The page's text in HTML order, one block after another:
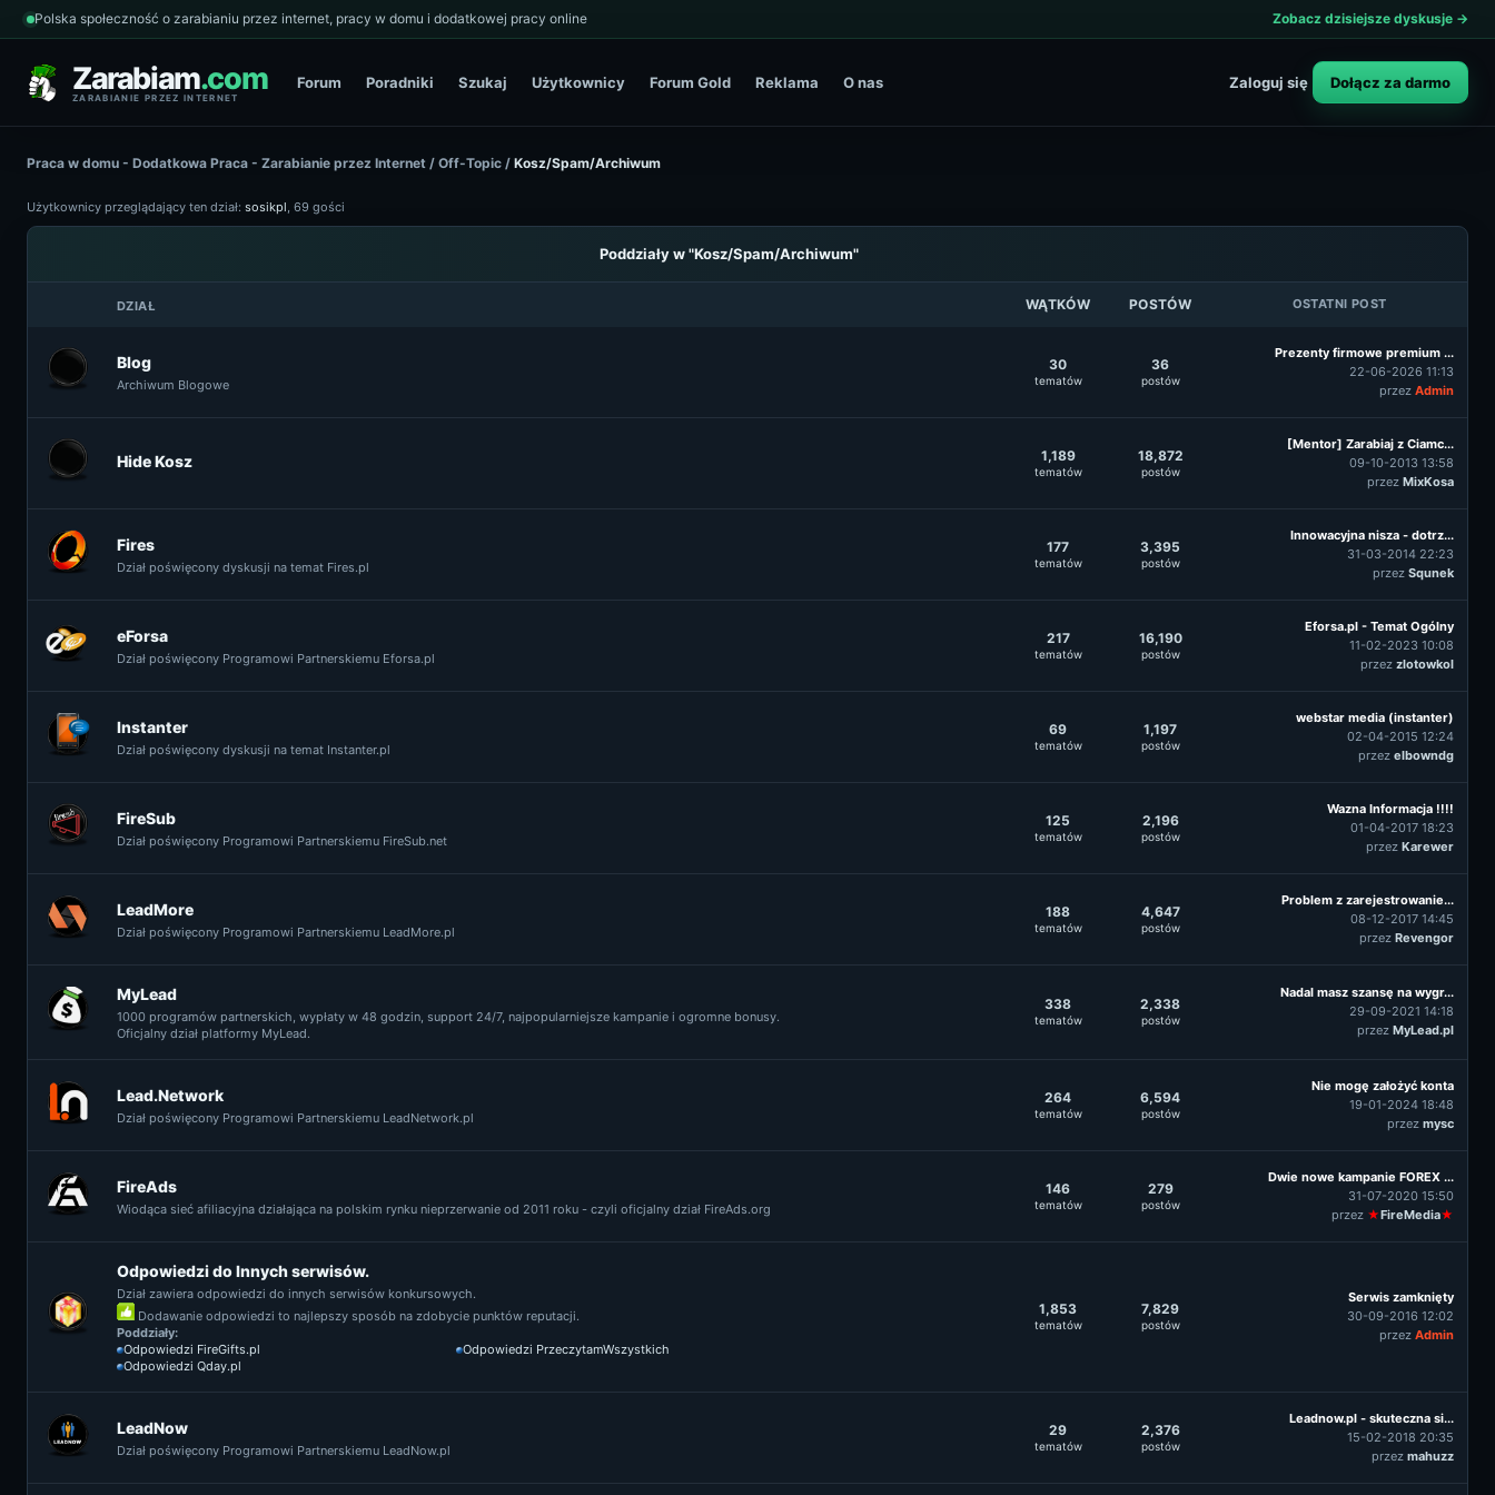
Polska społeczność o zarabianiu przez internet, pracy w domu i dodatkowej pracy online Zobacz dzisiejsze dyskusje →
Zarabiam.com
ZARABIANIE PRZEZ INTERNET
Forum Poradniki Szukaj Użytkownicy Forum Gold Reklama O nas Zaloguj się Dołącz za darmo
Praca w domu - Dodatkowa Praca - Zarabianie przez Internet / Off-Topic / Kosz/Spam/Archiwum
Użytkownicy przeglądający ten dział: sosikpl, 69 gości
Poddziały w "Kosz/Spam/Archiwum"
DZIAŁ WĄTKÓW POSTÓW OSTATNI POST
Blog
Archiwum Blogowe
30
tematów
36
postów
Prezenty firmowe premium ...
22-06-2026 11:13
przez Admin
Hide Kosz 1,189
tematów
18,872
postów
[Mentor] Zarabiaj z Ciamc...
09-10-2013 13:58
przez MixKosa
Fires
Dział poświęcony dyskusji na temat Fires.pl
177
tematów
3,395
postów
Innowacyjna nisza - dotrz...
31-03-2014 22:23
przez Squnek
eForsa
Dział poświęcony Programowi Partnerskiemu Eforsa.pl
217
tematów
16,190
postów
Eforsa.pl - Temat Ogólny
11-02-2023 10:08
przez zlotowkol
Instanter
Dział poświęcony dyskusji na temat Instanter.pl
69
tematów
1,197
postów
webstar media (instanter)
02-04-2015 12:24
przez elbowndg
FireSub
Dział poświęcony Programowi Partnerskiemu FireSub.net
125
tematów
2,196
postów
Wazna Informacja !!!!
01-04-2017 18:23
przez Karewer
LeadMore
Dział poświęcony Programowi Partnerskiemu LeadMore.pl
188
tematów
4,647
postów
Problem z zarejestrowanie...
08-12-2017 14:45
przez Revengor
MyLead
1000 programów partnerskich, wypłaty w 48 godzin, support 24/7, najpopularniejsze kampanie i ogromne bonusy.
Oficjalny dział platformy MyLead.
338
tematów
2,338
postów
Nadal masz szansę na wygr...
29-09-2021 14:18
przez MyLead.pl
Lead.Network
Dział poświęcony Programowi Partnerskiemu LeadNetwork.pl
264
tematów
6,594
postów
Nie mogę założyć konta
19-01-2024 18:48
przez mysc
FireAds
Wiodąca sieć afiliacyjna działająca na polskim rynku nieprzerwanie od 2011 roku - czyli oficjalny dział FireAds.org
146
tematów
279
postów
Dwie nowe kampanie FOREX ...
31-07-2020 15:50
przez ★FireMedia★
Odpowiedzi do Innych serwisów.
Dział zawiera odpowiedzi do innych serwisów konkursowych.
Dodawanie odpowiedzi to najlepszy sposób na zdobycie punktów reputacji.
Poddziały:
Odpowiedzi FireGifts.pl
Odpowiedzi PrzeczytamWszystkich
Odpowiedzi Qday.pl
1,853
tematów
7,829
postów
Serwis zamknięty
30-09-2016 12:02
przez Admin
LeadNow
Dział poświęcony Programowi Partnerskiemu LeadNow.pl
29
tematów
2,376
postów
Leadnow.pl - skuteczna si...
15-02-2018 20:35
przez mahuzz